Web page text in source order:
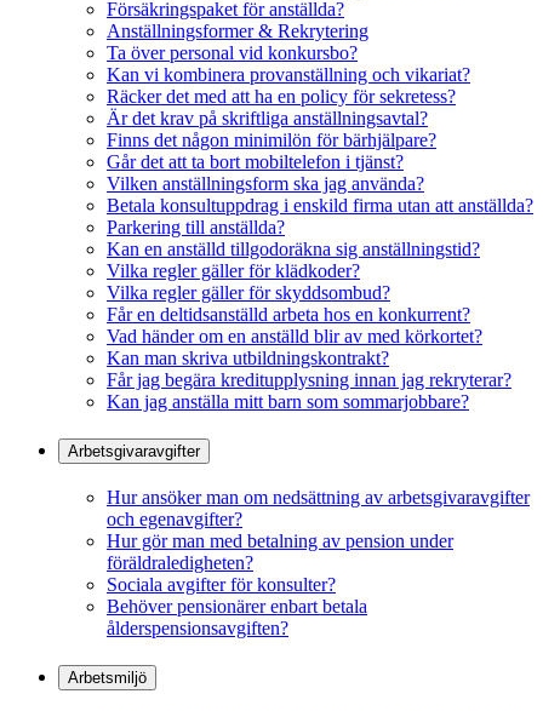
Försäkringspaket för anställda?
Anställningsformer & Rekrytering
Ta över personal vid konkursbo?
Kan vi kombinera provanställning och vikariat?
Räcker det med att ha en policy för sekretess?
Är det krav på skriftliga anställningsavtal?
Finns det någon minimilön för bärhjälpare?
Går det att ta bort mobiltelefon i tjänst?
Vilken anställningsform ska jag använda?
Betala konsultuppdrag i enskild firma utan att anställda?
Parkering till anställda?
Kan en anställd tillgodoräkna sig anställningstid?
Vilka regler gäller för klädkoder?
Vilka regler gäller för skyddsombud?
Får en deltidsanställd arbeta hos en konkurrent?
Vad händer om en anställd blir av med körkortet?
Kan man skriva utbildningskontrakt?
Får jag begära kreditupplysning innan jag rekryterar?
Kan jag anställa mitt barn som sommarjobbare?
Arbetsgivaravgifter
Hur ansöker man om nedsättning av arbetsgivaravgifter
och egenavgifter?
Hur gör man med betalning av pension under
föräldraledigheten?
Sociala avgifter för konsulter?
Behöver pensionärer enbart betala
ålderspensionsavgiften?
Arbetsmiljö